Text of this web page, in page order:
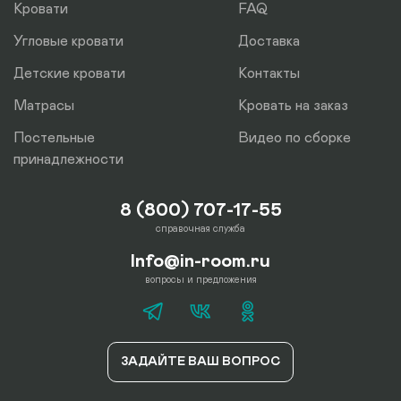
Кровати
Угловые кровати
Детские кровати
Матрасы
Постельные
принадлежности
FAQ
Доставка
Контакты
Кровать на заказ
Видео по сборке
ЗАДАЙТЕ ВАШ ВОПРОС
8 (800) 707-17-55
справочная служба
Info@in-room.ru
вопросы и предложения